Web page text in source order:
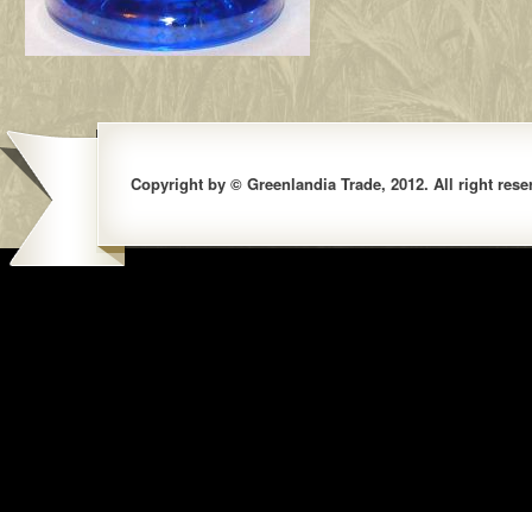
Copyright by © Greenlandia Trade, 2012. All right